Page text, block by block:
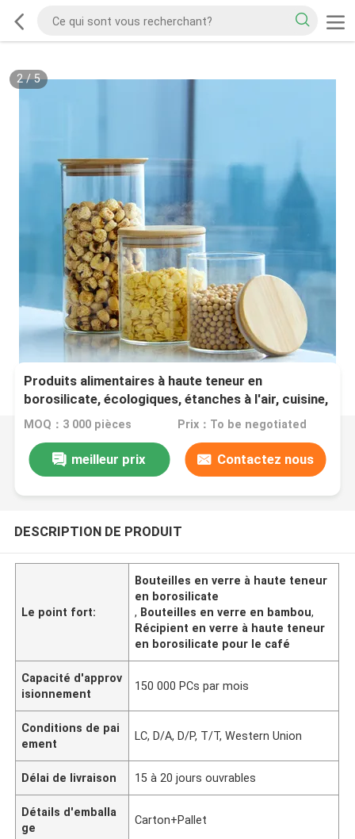
2/5
Produits alimentaires à haute teneur en
borosilicate, écologiques, étanches à l'air, cuisine,
conserveurs en verre, avec couvercle en bois de
MOQ：3 000 pièces Prix：To be negotiated
meilleur prix Contactez nous
DESCRIPTION DE PRODUIT
Le point fort:
Bouteilles en verre à haute teneur
en borosilicate
, Bouteilles en verre en bambou,
Récipient en verre à haute teneur
en borosilicate pour le café
Capacité d'approv
isionnement
150 000 PCs par mois
Conditions de pai
ement
LC, D/A, D/P, T/T, Western Union
Délai de livraison 15 à 20 jours ouvrables
Détails d'emballa
ge
Carton+Pallet